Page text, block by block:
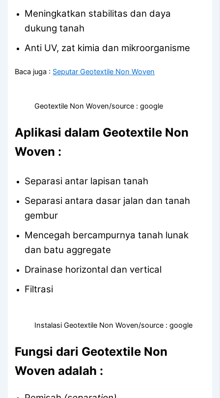
Meningkatkan stabilitas dan daya
dukung tanah
Anti UV, zat kimia dan mikroorganisme
Baca juga : Seputar Geotextile Non Woven
Geotextile Non Woven/source : google
Aplikasi dalam Geotextile Non
Woven :
Separasi antar lapisan tanah
Separasi antara dasar jalan dan tanah
gembur
Mencegah bercampurnya tanah lunak
dan batu aggregate
Drainase horizontal dan vertical
Filtrasi
Instalasi Geotextile Non Woven/source : google
Fungsi dari Geotextile Non
Woven adalah :